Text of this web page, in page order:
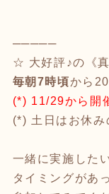
─────
☆ 大好評♪の《
毎朝7時頃から
(*) 11/29から開
(*) 土日はお休み
一緒に実施した
タイミングがあ